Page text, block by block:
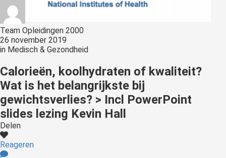
Team Opleidingen 2000
26 november 2019
in Medisch & Gezondheid
Calorieën, koolhydraten of kwaliteit?
Wat is het belangrijkste bij
gewichtsverlies? > Incl PowerPoint
slides lezing Kevin Hall
Delen
Reageren
om
te
over
op
gebruikt
te
de